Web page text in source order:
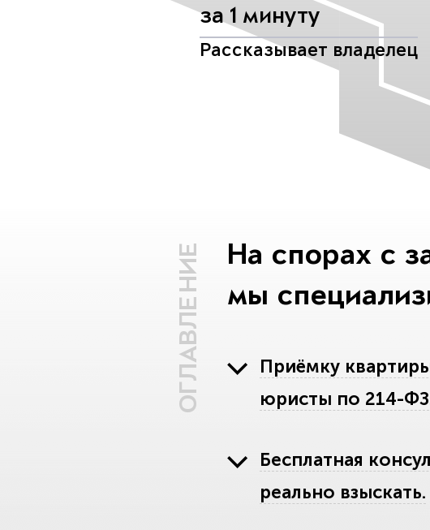
за 1 минуту
Рассказывает владелец
ОГЛАВЛЕНИЕ
На спорах с
мы
Приёмку
юристы по 214-
Бесплатная
реально взыскать.